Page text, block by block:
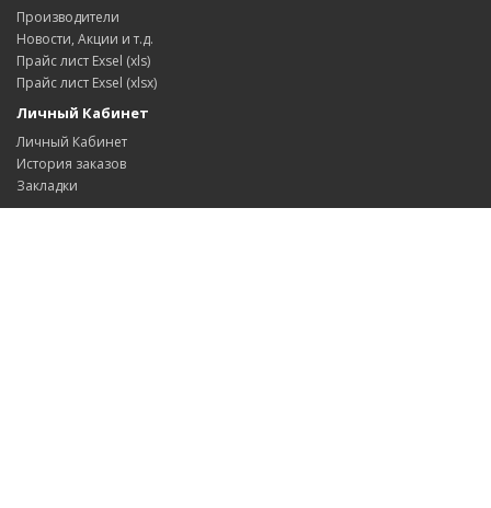
Производители
Новости, Акции и т.д.
Прайс лист Exsel (xls)
Прайс лист Exsel (xlsx)
Личный Кабинет
Личный Кабинет
История заказов
Закладки